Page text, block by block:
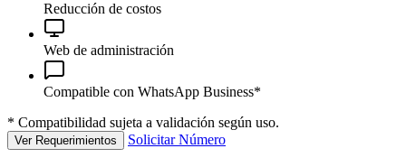
Reducción de costos
Web de administración
Compatible con WhatsApp Business*
* Compatibilidad sujeta a validación según uso.
Ver Requerimientos Solicitar Número